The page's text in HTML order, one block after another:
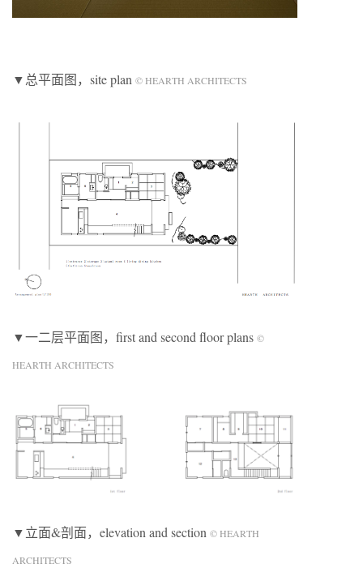
▼总平面图，site plan © HEARTH ARCHITECTS
▼一二层平面图，first and second floor plans ©
HEARTH ARCHITECTS
▼立面&剖面，elevation and section © HEARTH
ARCHITECTS